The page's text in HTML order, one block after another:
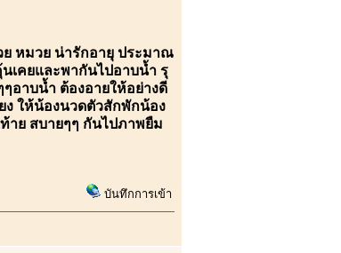
ย หมวย น่ารักอายุ ประมาณ
เคยและพากันไปอาบน้ำ รุ
อาบน้ำ ต้องอายให้อย่างดี
ง ให้น้องนวดตัวสักพักน้อง
าย สบายๆๆ กันไปภาพยืม
บันทึกการเข้า